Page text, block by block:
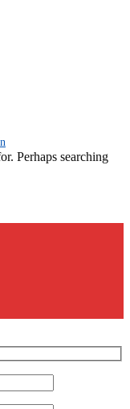
Perhaps searching